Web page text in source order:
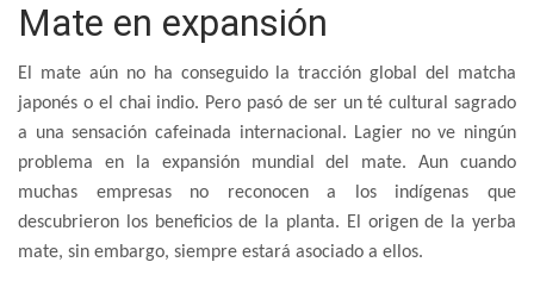
Mate en expansión
El mate aún no ha conseguido la tracción global del matcha
japonés o el chai indio. Pero pasó de ser un té cultural sagrado
a una sensación cafeinada internacional. Lagier no ve ningún
problema en la expansión mundial del mate. Aun cuando
muchas empresas no reconocen a los indígenas que
descubrieron los beneficios de la planta. El origen de la yerba
mate, sin embargo, siempre estará asociado a ellos.